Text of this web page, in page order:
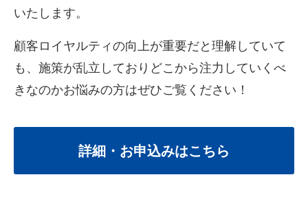
いたします。
顧客ロイヤルティの向上が重要だと理解していて
も、施策が乱立しておりどこから注力していくべ
きなのかお悩みの方はぜひご覧ください！
詳細・お申込みはこちら